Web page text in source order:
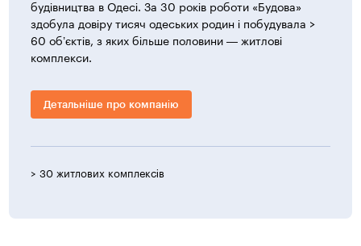
будівництва в Одесі. За 30 років роботи «Будова»
здобула довіру тисяч одеських родин і побудувала >
60 об’єктів, з яких більше половини — житлові
комплекси.
Детальніше про компанію
> 30 житлових комплексів